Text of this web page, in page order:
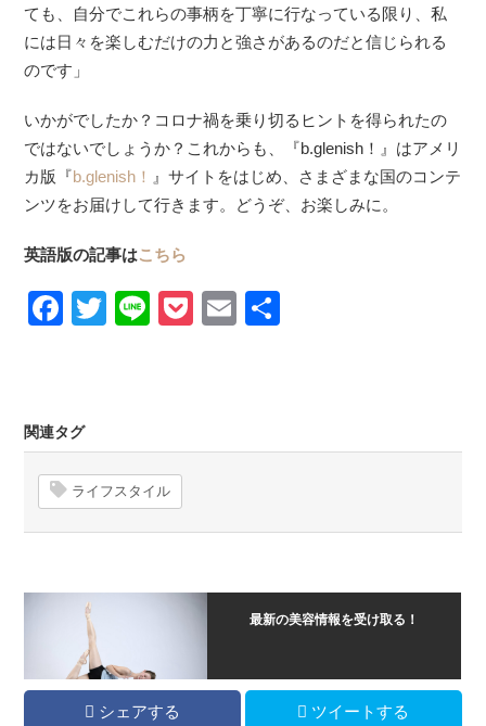
ても、自分でこれらの事柄を丁寧に行なっている限り、私
には日々を楽しむだけの力と強さがあるのだと信じられる
のです」
いかがでしたか？コロナ禍を乗り切るヒントを得られたの
ではないでしょうか？これからも、『b.glenish！』はアメリ
カ版『b.glenish！ 』サイトをはじめ、さまざまな国のコンテ
ンツをお届けして行きます。どうぞ、お楽しみに。
英語版の記事はこちら
Facebook
Twitter
LinePocket
Email
関連タグ
ライフスタイル
最新の美容情報を受け取る！
シェアする ツイートする